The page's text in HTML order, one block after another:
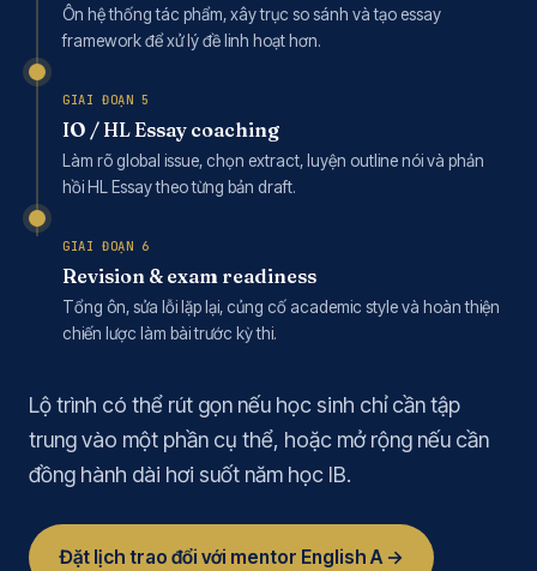
Ôn hệ thống tác phẩm, xây trục so sánh và tạo essay
framework để xử lý đề linh hoạt hơn.
GIAI ĐOẠN 5
IO / HL Essay coaching
Làm rõ global issue, chọn extract, luyện outline nói và phản
hồi HL Essay theo từng bản draft.
GIAI ĐOẠN 6
Revision & exam readiness
Tổng ôn, sửa lỗi lặp lại, củng cố academic style và hoàn thiện
chiến lược làm bài trước kỳ thi.
Lộ trình có thể rút gọn nếu học sinh chỉ cần tập
trung vào một phần cụ thể, hoặc mở rộng nếu cần
đồng hành dài hơi suốt năm học IB.
Đặt lịch trao đổi với mentor English A →